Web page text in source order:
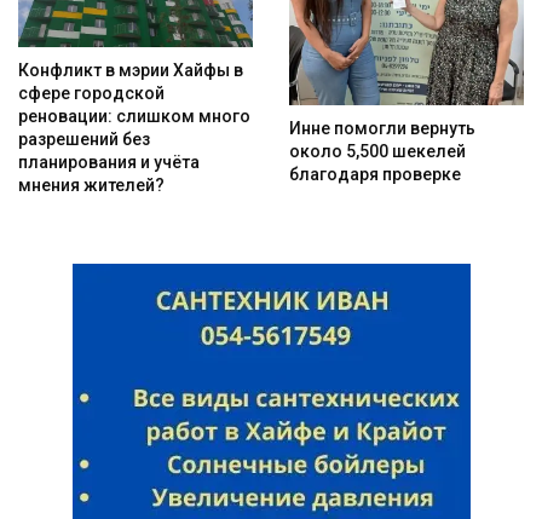
Конфликт в мэрии Хайфы в
сфере городской
реновации: слишком много
разрешений без
планирования и учёта
мнения жителей?
Инне помогли вернуть
около 5,500 шекелей
благодаря проверке